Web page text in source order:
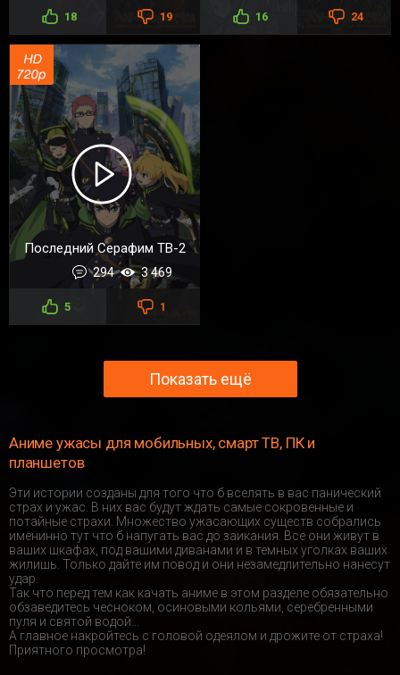
18 19 16 24
Последний Серафим ТВ-2
294 3 469
5 1
Показать ещё
Аниме ужасы для мобильных, смарт ТВ, ПК и
планшетов
Эти истории созданы для того что б вселять в вас панический
страх и ужас. В них вас будут ждать самые сокровенные и
потайные страхи. Множество ужасающих существ собрались
именинно тут что б напугать вас до заикания. Все они живут в
ваших шкафах, под вашими диванами и в темных уголках ваших
жилишь. Только дайте им повод и они незамедлительно нанесут
удар.
Так что перед тем как качать аниме в этом разделе обязательно
обзаведитесь чесноком, осиновыми кольями, серебренными
пуля и святой водой...
А главное накройтесь с головой одеялом и дрожите от страха!
Приятного просмотра!